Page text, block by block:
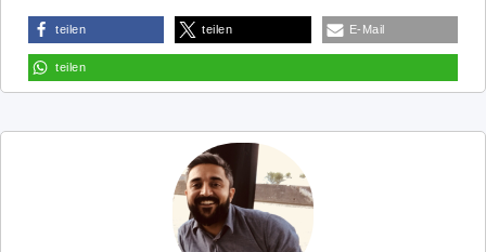
teilen teilen E-Mail
teilen